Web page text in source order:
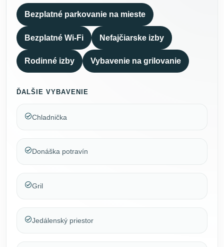
Bezplatné parkovanie na mieste
Bezplatné Wi-Fi Nefajčiarske izby
Rodinné izby Vybavenie na grilovanie
ĎALŠIE VYBAVENIE
Chladnička
Donáška potravín
Gril
Jedálenský priestor